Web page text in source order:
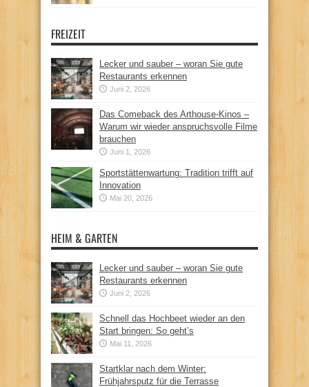
FREIZEIT
Lecker und sauber – woran Sie gute
Restaurants erkennen
Juni 2, 2026
Das Comeback des Arthouse-Kinos –
Warum wir wieder anspruchsvolle Filme
brauchen
Juni 1, 2026
Sportstättenwartung: Tradition trifft auf
Innovation
Mai 20, 2026
HEIM & GARTEN
Lecker und sauber – woran Sie gute
Restaurants erkennen
Juni 2, 2026
Schnell das Hochbeet wieder an den
Start bringen: So geht’s
Mai 11, 2026
Startklar nach dem Winter:
Frühjahrsputz für die Terrasse